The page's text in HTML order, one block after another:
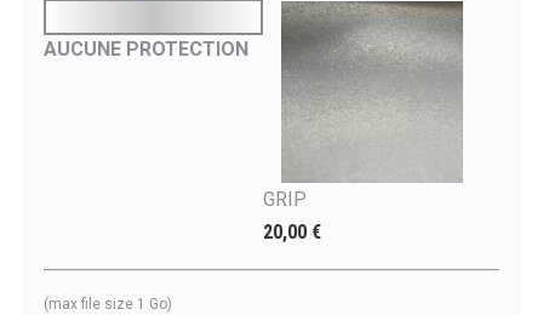
AUCUNE PROTECTION
GRIP
20,00 €
(max file size 1 Go)